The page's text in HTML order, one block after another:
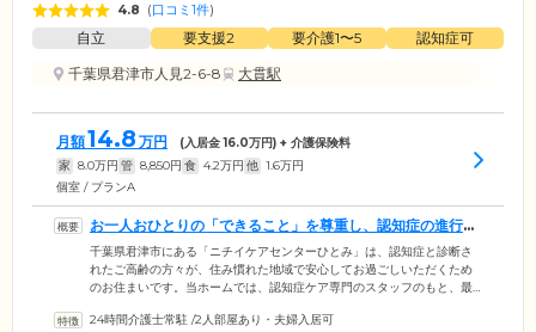
4.8 (口コミ1件)
自立 要支援2 要介護1〜5
認知症可
千葉県君津市人見2-6-8
大貫駅
月額14.8 万円 (入居金16.0万円) + 介護保険料
家 8.0万円 管 8,850円 食 4.2万円 他 1.6万円
個室 / プランA
お一人おひとりの「できること」を尊重し、認知症の進行緩
和を図っています
千葉県君津市にある「ニチイケアセンターひとみ」は、認知症と診断さ
れたご高齢の方々が、住み慣れた地域で安心してお過ごしいただくため
のお住まいです。当ホームでは、認知症ケア専門のスタッフのもと、最
す。スタッフは日常のなかでお一人おひとりの「できること」をしっか
24時間介護士常駐 /2人部屋あり・夫婦入居可